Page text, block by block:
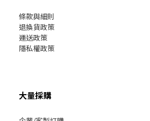
條款與細則
退換貨政策
運送政策
隱私權政策
大量採購